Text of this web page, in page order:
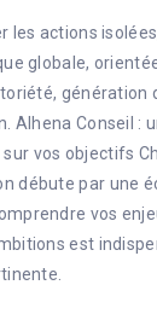
les actions
globale,
génération
Alhena Conseil :
vos objectifs
débute par une
vos
est